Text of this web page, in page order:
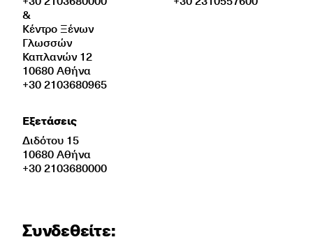
&
Κέντρο Ξένων
Γλωσσών
Καπλανών 12
10680 Αθήνα
+30 2103680965
Εξετάσεις
Διδότου 15
10680 Αθήνα
+30 2103680000
Συνδεθείτε: